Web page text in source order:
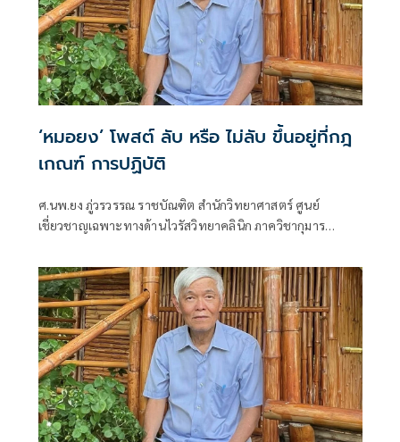
‘หมอยง’ โพสต์ ลับ หรือ ไม่ลับ ขึ้นอยู่ที่กฎ
เกณฑ์ การปฏิบัติ
ศ.นพ.ยง ภู่วรวรรณ ราชบัณฑิต สำนักวิทยาศาสตร์ ศูนย์
เชี่ยวชาญเฉพาะทางด้านไวรัสวิทยาคลินิก ภาควิชากุมาร